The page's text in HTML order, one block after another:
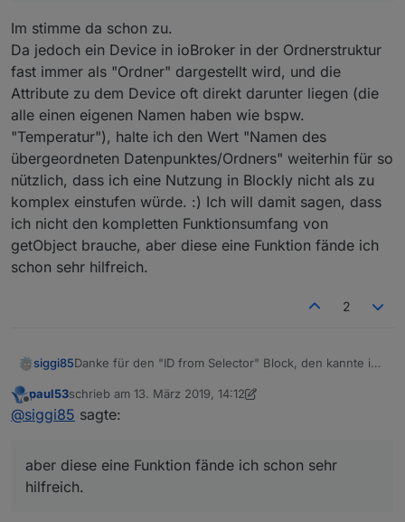
Im stimme da schon zu.
Da jedoch ein Device in ioBroker in der Ordnerstruktur
fast immer als "Ordner" dargestellt wird, und die
Attribute zu dem Device oft direkt darunter liegen (die
alle einen eigenen Namen haben wie bspw.
"Temperatur"), halte ich den Wert "Namen des
übergeordneten Datenpunktes/Ordners" weiterhin für so
nützlich, dass ich eine Nutzung in Blockly nicht als zu
komplex einstufen würde. :) Ich will damit sagen, dass
ich nicht den kompletten Funktionsumfang von
getObject brauche, aber diese eine Funktion fände ich
schon sehr hilfreich.
2
siggi85Danke für den "ID from Selector" Block, den kannte ich
@paul53sagte inWunschliste Blockly-Elemente
Da jedoch ein Device in ioBroker in der Ordnerstruktur
Offline
paul53schrieb am 13. März 2019, 14:12
zuletzt editiert von paul53
@siggi85 sagte:
aber diese eine Funktion fände ich schon sehr
hilfreich.